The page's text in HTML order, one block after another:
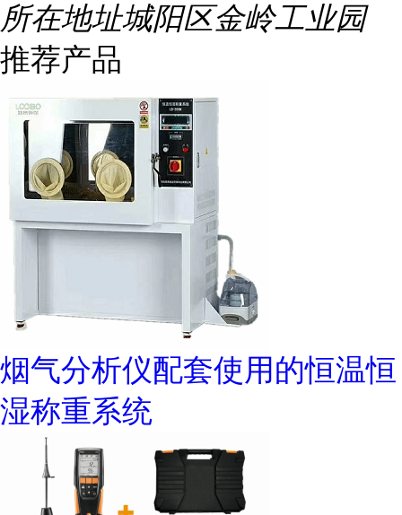
所在地址城阳区金岭工业园
推荐产品
烟气分析仪配套使用的恒温恒
湿称重系统